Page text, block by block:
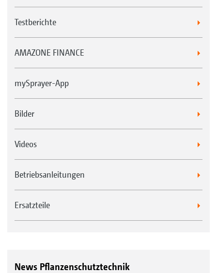
Testberichte
AMAZONE FINANCE
mySprayer-App
Bilder
Videos
Betriebsanleitungen
Ersatzteile
News Pflanzenschutztechnik